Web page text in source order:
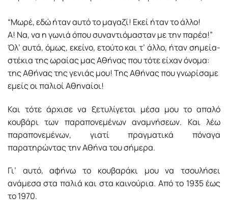
“Μωρέ, εδώ ήταν αυτό το µαγαζί! Εκεί ήταν το άλλο!
Α! Να, να η γωνιά όπου συναντιόµασταν µε την παρέα!”
Όλ’ αυτά, όµως, εκείνο, ετούτο και τ’ άλλο, ήταν σηµεία-
στέκια της ωραίας µας Αθήνας που τότε είχαν όνοµα:
της Αθήνας της γενιάς µου! Της Αθήνας που γνωρίσαµε
εµείς οι παλιοί Αθηναίοι!
Και τότε άρχισε να ξετυλίγεται µέσα µου το απαλό
κουβάρι των παραπονεµένων αναµνήσεων. Και λέω
παραπονεµένων, γιατί πραγµατικά πόναγα
παρατηρώντας την Αθήνα του σήµερα.
Γι’ αυτό, αφήνω το κουβαράκι µου να τσουλήσει
ανάµεσα στα παλιά και στα καινούρια. Από το 1935 έως
το 1970.